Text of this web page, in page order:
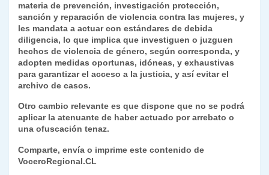
materia de prevención, investigación protección,
sanción y reparación de violencia contra las mujeres, y
les mandata a actuar con estándares de debida
diligencia, lo que implica que investiguen o juzguen
hechos de violencia de género, según corresponda, y
adopten medidas oportunas, idóneas, y exhaustivas
para garantizar el acceso a la justicia, y así evitar el
archivo de casos.
Otro cambio relevante es que dispone que no se podrá
aplicar la atenuante de haber actuado por arrebato o
una ofuscación tenaz.
Comparte, envía o imprime este contenido de
VoceroRegional.CL